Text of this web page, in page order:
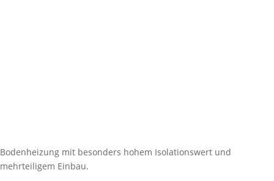
Bodenheizung mit besonders hohem Isolationswert und
mehrteiligem Einbau.